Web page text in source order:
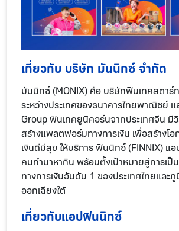
เกี่ยวกับ บริษัท มันนิกซ์ จำกัด
มันนิกซ์ (MONIX) คือ บริษัทฟินเทคสตาร์
ระหว่างประเทศของธนาคารไทยพาณิชย์
Group ฟินเทคยูนิคอร์นจากประเทศจีน มี
สร้างแพลตฟอร์มทางการเงิน เพื่อสร้างโอ
เงินดีมีสุข ให้บริการ ฟินนิกซ์ (FINNIX) แ
คนทำมาหากิน พร้อมตั้งเป้าหมายสู่การเป็
ทางการเงินอันดับ 1 ของประเทศไทยและภู
ออกเฉียงใต้
เกี่ยวกับแอปฟินนิกซ์